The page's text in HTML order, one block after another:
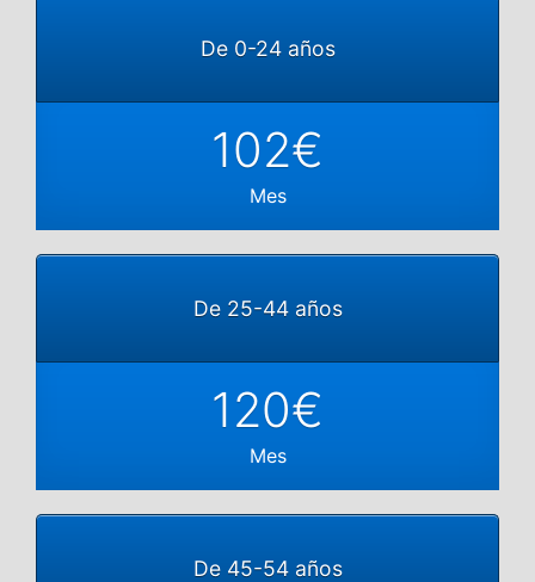
De 0-24 años
102€
Mes
De 25-44 años
120€
Mes
De 45-54 años